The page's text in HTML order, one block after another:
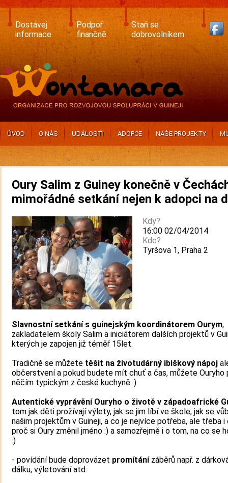
Skip
main
content
Dostávej
informace
Podpoř
finančně
Staň se
dobrovolníkem
ÚVOD O NÁS UDÁLOSTI ADOPCE NAŠE PROJEKTY
Oury Salim z Guiney konečně v
mimořádné setkání nejen k adopci na
Kdy?
16:00 02/04/2014
Kde?
Tyršova 1, Praha 2
Slavnostní setkání s guinejským koordinátorem Ourym,
zakladatelem školy Salim a iniciátorem dalších projektů v
kterých je zapojen již téměř 15let.
Tradičně se můžete těšit na životudárný ibiškový nápoj
občerstvení a pokud budete mít chuť a čas, můžete
něčím typickým z české kuchyně :)
Autentické vyprávění Ouryho o životě v západoafrické
tom jak děti prožívají výlety, jak se jim líbí ve škole, jak se
našim projektům v Guineji, a co je nejvíce potřeba, ale třeba i
proč si Oury změnil jméno :) a samozřejmě i o tom, na co se
:)
- povídání bude doprovázet promítánízáběrů např. z
dálku, výletování atd.